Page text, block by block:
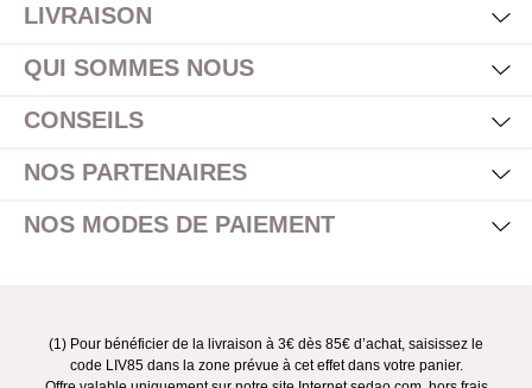
LIVRAISON
QUI SOMMES NOUS
CONSEILS
NOS PARTENAIRES
NOS MODES DE PAIEMENT
(1) Pour bénéficier de la livraison à 3€ dès 85€ d’achat, saisissez le
code LIV85 dans la zone prévue à cet effet dans votre panier.